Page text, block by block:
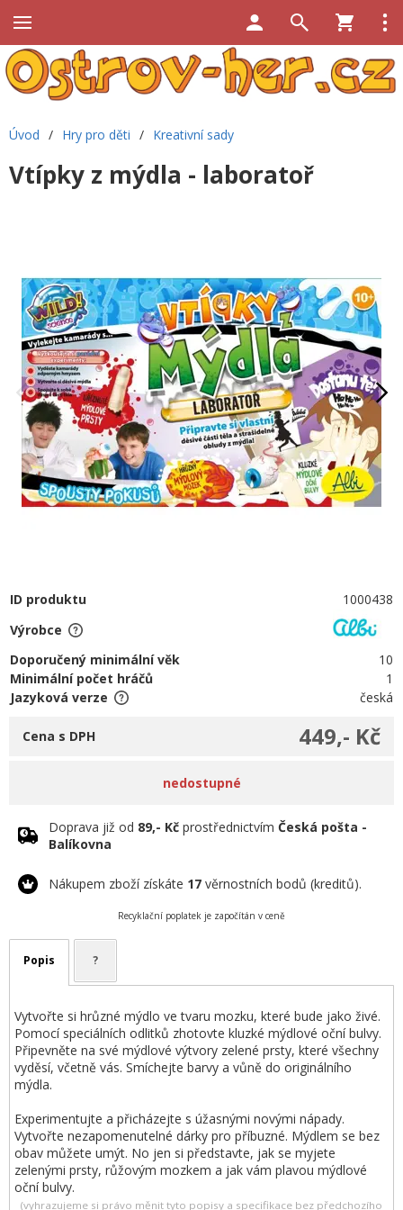
Úvod / Hry pro děti / Kreativní sady
Vtípky z mýdla - laboratoř
ID produktu
1000438
Výrobce
Doporučený minimální věk
10
Minimální počet hráčů
1
Jazyková verze
česká
449,- Kč
Cena s DPH
nedostupné
Doprava již od 89,- Kč prostřednictvím Česká pošta -
Balíkovna
Nákupem zboží získáte 17 věrnostních bodů (kreditů).
Recyklační poplatek je započítán v ceně
Popis ?
Vytvořte si hrůzné mýdlo ve tvaru mozku, které bude jako živé.
Pomocí speciálních odlitků zhotovte kluzké mýdlové oční bulvy.
Připevněte na své mýdlové výtvory zelené prsty, které všechny
vyděsí, včetně vás. Smíchejte barvy a vůně do originálního
mýdla.
Experimentujte a přicházejte s úžasnými novými nápady.
Vytvořte nezapomenutelné dárky pro příbuzné. Mýdlem se bez
obav můžete umýt. No jen si představte, jak se myjete
zelenými prsty, růžovým mozkem a jak vám plavou mýdlové
oční bulvy.
(vyhrazujeme si právo měnit tyto popisy a specifikace bez předchozího